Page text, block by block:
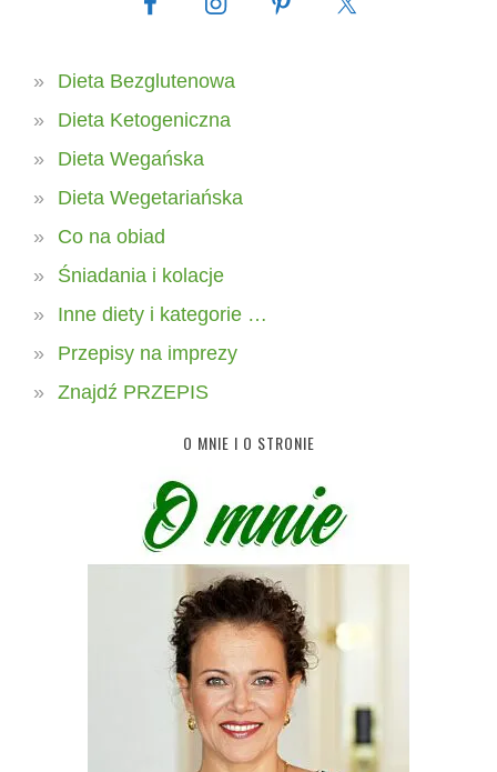
Dieta Bezglutenowa
Dieta Ketogeniczna
Dieta Wegańska
Dieta Wegetariańska
Co na obiad
Śniadania i kolacje
Inne diety i kategorie …
Przepisy na imprezy
Znajdź PRZEPIS
O MNIE I O STRONIE